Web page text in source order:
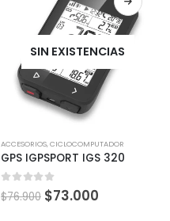
SIN EXISTENCIAS
ACCESORIOS,CICLOCOMPUTADOR
GPS IGPSPORT IGS 320
0 out of 5
$76.900 $73.000